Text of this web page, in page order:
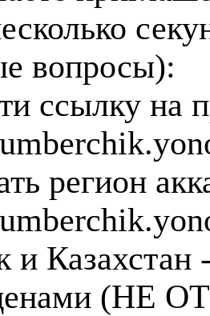
вопросы):
ссылку на
регион
и
(НЕ